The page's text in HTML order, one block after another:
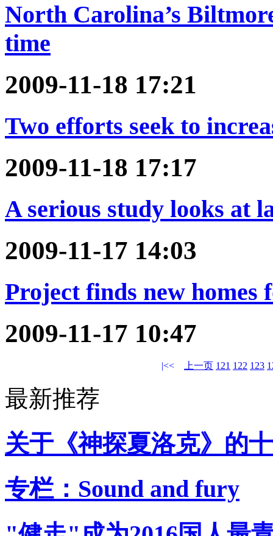
North Carolina’s
time
2009-11-18 17:21
Two efforts seek to
2009-11-18 17:17
A serious study looks at
2009-11-17 14:03
Project finds new homes
2009-11-17 10:47
|<< 上一页 121 122 123
最新推荐
关于《神探夏洛克》的
专栏：Sound and fury